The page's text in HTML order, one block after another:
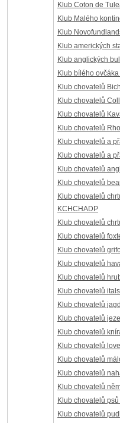
Klub Coton de
Klub Malého
Klub
Klub amerických
Klub anglických
Klub bílého ovčáka
Klub chovatelů
Klub chovatelů
Klub chovatelů
Klub chovatelů
Klub chovatelů a
Klub chovatelů a
Klub chovatelů
Klub chovatelů
Klub chovatelů
KCHCHADP
Klub chovatelů
Klub chovatelů
Klub chovatelů
Klub chovatelů
Klub chovatelů
Klub chovatelů
Klub chovatelů
Klub chovatelů
Klub chovatelů
Klub chovatelů
Klub chovatelů
Klub chovatelů
Klub chovatelů
Klub chovatelů
Klub chovatelů